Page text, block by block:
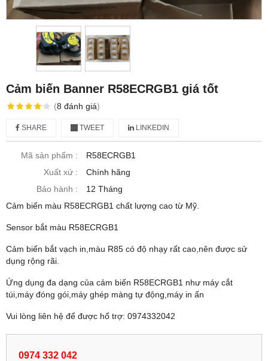
Cảm biến Banner R58ECRGB1 giá tốt
(8 đánh giá)
SHARE TWEET LINKEDIN
Mã sản phẩm :
R58ECRGB1
Xuất xứ :
Chính hãng
Bảo hành :
12 Tháng
Cảm biến màu R58ECRGB1 chất lượng cao từ Mỹ.
Sensor bắt màu R58ECRGB1
Cảm biến bắt vạch in,màu R85 có độ nhạy rất cao,nên được sử
dụng rộng rãi.
Ứng dụng đa dạng của cảm biến R58ECRGB1 như máy cắt
túi,máy đóng gói,máy ghép màng tự động,máy in ấn
Vui lòng liên hệ để được hổ trợ: 0974332042
0974 332 042